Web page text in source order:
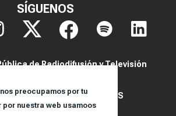
preocupamos por tu
nuestra web usamoos
SÍGUENOS
de Radiodifusión y Televisión
DE PRIVACIDAD Y COOKIES